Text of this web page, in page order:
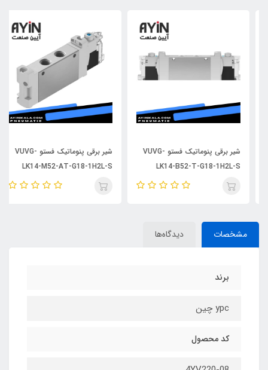
شیر برقی پنوماتیک فستو VUVG-
LK14-B52-T-G18-1H2L-S
شیر برقی پنوماتیک فستو VUVG-
LK14-M52-AT-G18-1H2L-S
مشخصات دیدگاه‌ها
برند
ypc چین
کد محصول